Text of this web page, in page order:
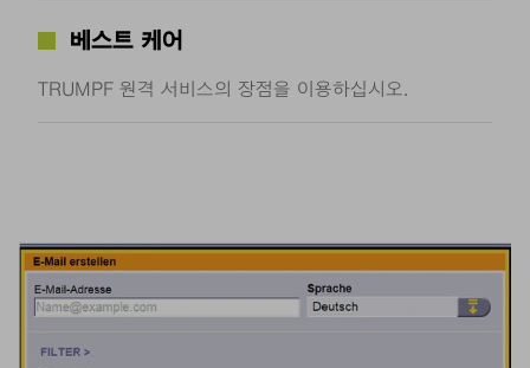
베스트 케어
TRUMPF 원격 서비스의 장점을 이용하십시오.